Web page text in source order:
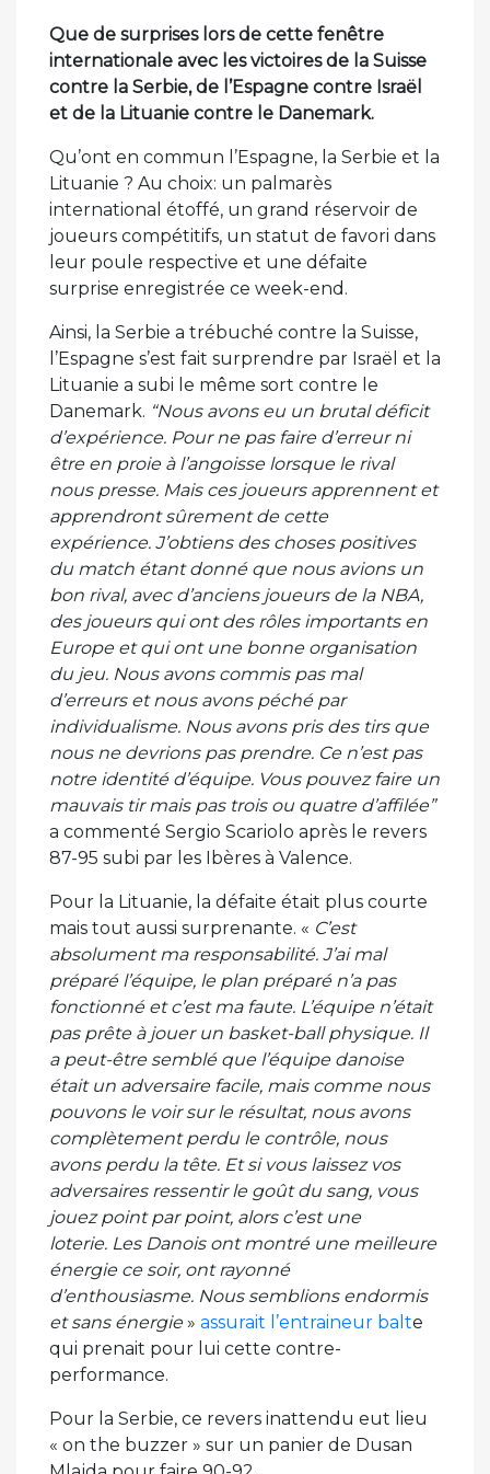
Que de surprises lors de cette fenêtre
internationale avec les victoires de la Suisse
contre la Serbie, de l’Espagne contre Israël
et de la Lituanie contre le Danemark.
Qu’ont en commun l’Espagne, la Serbie et la
Lituanie ? Au choix: un palmarès
international étoffé, un grand réservoir de
joueurs compétitifs, un statut de favori dans
leur poule respective et une défaite
surprise enregistrée ce week-end.
Ainsi, la Serbie a trébuché contre la Suisse,
l’Espagne s’est fait surprendre par Israël et la
Lituanie a subi le même sort contre le
Danemark. “Nous avons eu un brutal déficit
d’expérience. Pour ne pas faire d’erreur ni
être en proie à l’angoisse lorsque le rival
nous presse. Mais ces joueurs apprennent et
apprendront sûrement de cette
expérience. J’obtiens des choses positives
du match étant donné que nous avions un
bon rival, avec d’anciens joueurs de la NBA,
des joueurs qui ont des rôles importants en
Europe et qui ont une bonne organisation
du jeu. Nous avons commis pas mal
d’erreurs et nous avons péché par
individualisme. Nous avons pris des tirs que
nous ne devrions pas prendre. Ce n’est pas
notre identité d’équipe. Vous pouvez faire un
mauvais tir mais pas trois ou quatre d’affilée”
a commenté Sergio Scariolo après le revers
87-95 subi par les Ibères à Valence.
Pour la Lituanie, la défaite était plus courte
mais tout aussi surprenante. « C’est
absolument ma responsabilité. J’ai mal
préparé l’équipe, le plan préparé n’a pas
fonctionné et c’est ma faute. L’équipe n’était
pas prête à jouer un basket-ball physique. Il
a peut-être semblé que l’équipe danoise
était un adversaire facile, mais comme nous
pouvons le voir sur le résultat, nous avons
complètement perdu le contrôle, nous
avons perdu la tête. Et si vous laissez vos
adversaires ressentir le goût du sang, vous
jouez point par point, alors c’est une
loterie. Les Danois ont montré une meilleure
énergie ce soir, ont rayonné
d’enthousiasme. Nous semblions endormis
et sans énergie» assurait l’entraineur balte
qui prenait pour lui cette contre-
performance.
Pour la Serbie, ce revers inattendu eut lieu
« on the buzzer » sur un panier de Dusan